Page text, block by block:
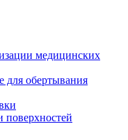
медицинских
для обертывания
поверхностей